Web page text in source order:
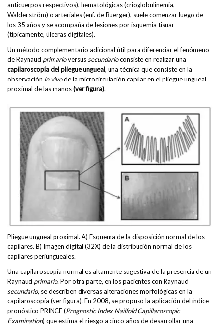
anticuerpos respectivos), hematológicas (crioglobulinemia,
Waldenström) o arteriales (enf. de Buerger), suele comenzar luego de
los 35 años y se acompaña de lesiones por isquemia tisuar
(típicamente, úlceras digitales).
Un método complementario adicional útil para diferenciar el fenómeno
de Raynaud primarioversus secundarioconsiste en realizar una
capilaroscopía del pliegue ungueal, una técnica que consiste en la
observación in vivode la microcirculación capilar en el pliegue ungueal
proximal de las manos(ver figura).
Pliegue ungueal proximal. A) Esquema de la disposición normal de los
capilares. B) Imagen digital (32X) de la distribución normal de los
capilares periungueales.
Una capilaroscopía normal es altamente sugestiva de la presencia de un
Raynaud primario. Por otra parte, en los pacientes con Raynaud
secundario, se describen diversas alteraciones morfológicas en la
capilaroscopía (ver figura). En 2008, se propuso la aplicación del índice
pronóstico PRINCE (Prognostic Index Nailfold Capillaroscopic
Examination) que estima el riesgo a cinco años de desarrollar una